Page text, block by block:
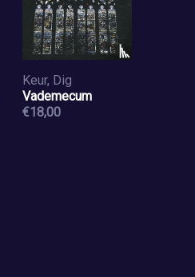
Keur, Dig
Vademecum
€18,00